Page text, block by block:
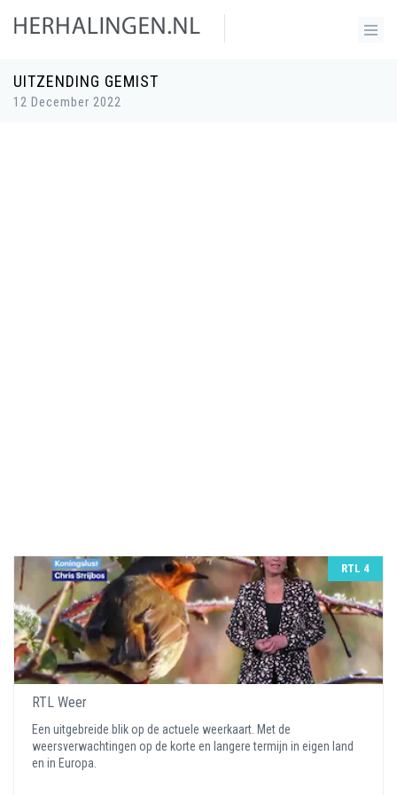
UITZENDING GEMIST
12 December 2022
RTL 4
RTL Weer
Een uitgebreide blik op de actuele weerkaart. Met de
weersverwachtingen op de korte en langere termijn in eigen land
en in Europa.